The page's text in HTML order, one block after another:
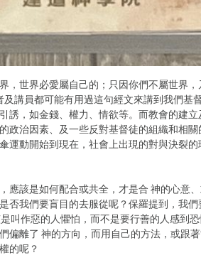
，世界必愛屬自己的；只因你們不屬世界
講員都可能有用過這句經文來講到我們基
誘，如金錢、權力、情欲等。而教會的建
政治因素、及一些反對基督徒的組織和相
運動開始到現在，社會上出現的對與決裂
應該是如何配合或共全，才是合 神的心意
否我們要盲目的去服從呢？保羅提到，我們
叫作惡的人懼怕，而不是要行善的人感到
偏離了 神的方向，而用自己的方法，或跟
的呢？